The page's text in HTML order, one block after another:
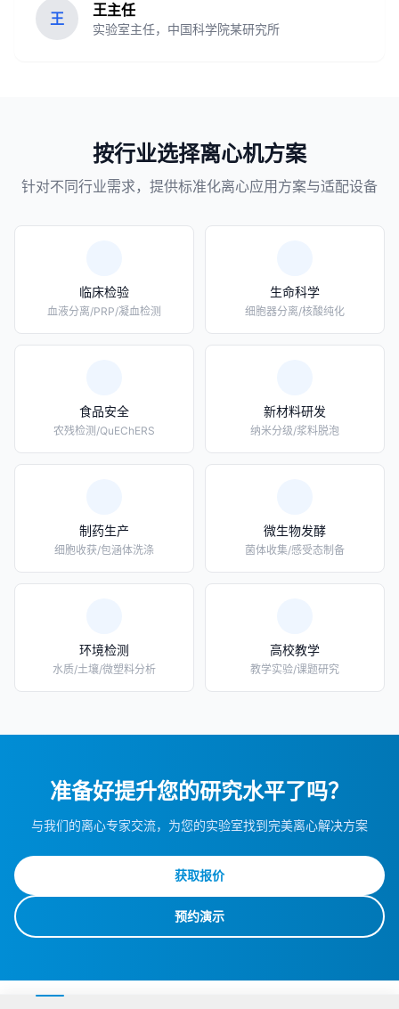
王 王主任
实验室主任，中国科学院某研究所
按行业选择离心机方案
针对不同行业需求，提供标准化离心应用方案与适配设备
临床检验
血液分离/PRP/凝血检测
生命科学
细胞器分离/核酸纯化
食品安全
农残检测/QuEChERS
新材料研发
纳米分级/浆料脱泡
制药生产
细胞收获/包涵体洗涤
微生物发酵
菌体收集/感受态制备
环境检测
水质/土壤/微塑料分析
高校教学
教学实验/课题研究
准备好提升您的研究水平了吗？
与我们的离心专家交流，为您的实验室找到完美离心解决方案
获取报价
预约演示